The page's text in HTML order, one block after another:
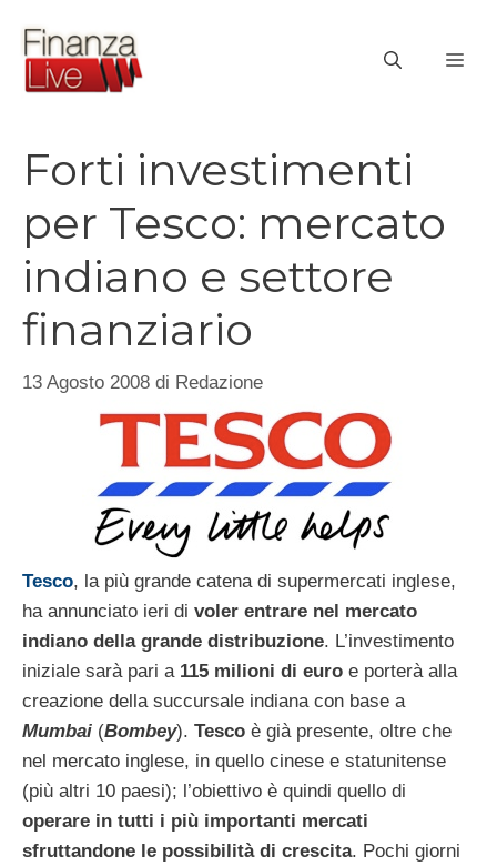
contenuto
Forti investimenti
per Tesco: mercato
indiano e settore
finanziario
13 Agosto 2008 di Redazione
Tesco, la più grande catena di supermercati inglese,
ha annunciato ieri di voler entrare nel mercato
indiano della grande distribuzione. L’investimento
iniziale sarà pari a 115 milioni di euro e porterà alla
creazione della succursale indiana con base a
Mumbai (Bombey). Tesco è già presente, oltre che
nel mercato inglese, in quello cinese e statunitense
(più altri 10 paesi); l’obiettivo è quindi quello di
operare in tutti i più importanti mercati
sfruttandone le possibilità di crescita. Pochi giorni